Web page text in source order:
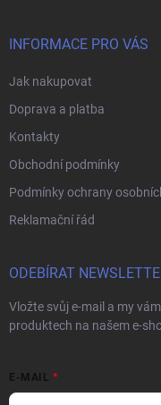
INFORMACE PRO VÁS
Jak nakupovat
Doprava a platba
Kontakty
Obchodní podmínky
Podmínky ochrany
Reklamační řád
ODEBÍRAT
Vložte svůj e-mail a my
produktech na našem e-
E-MAIL